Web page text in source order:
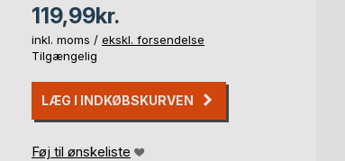
119,99kr.
inkl. moms / ekskl. forsendelse
Tilgængelig
LÆG I INDKØBSKURVEN
Føj til ønskeliste